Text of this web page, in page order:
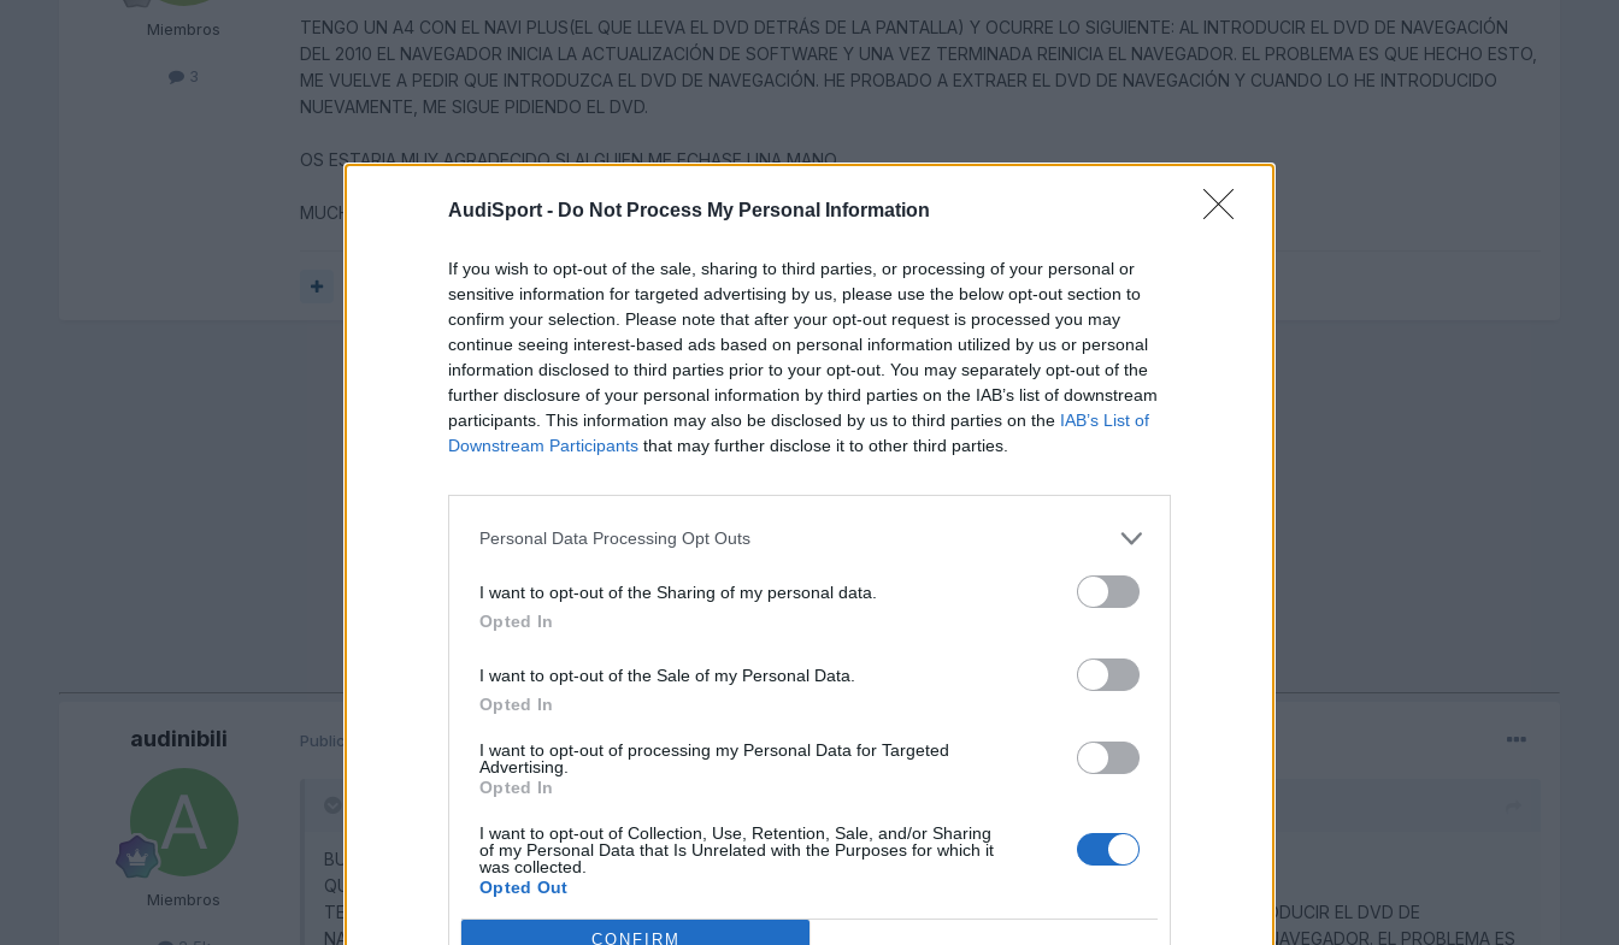
AudiSport - Do Not Process My Personal Information
If you wish to opt-out of the sale, sharing to third parties, or processing of your personal or
sensitive information for targeted advertising by us, please use the below opt-out section to
confirm your selection. Please note that after your opt-out request is processed you may
continue seeing interest-based ads based on personal information utilized by us or personal
information disclosed to third parties prior to your opt-out. You may separately opt-out of the
further disclosure of your personal information by third parties on the IAB’s list of downstream
participants. This information may also be disclosed by us to third parties on the IAB’s List of
Downstream Participants that may further disclose it to other third parties.
Personal Data Processing Opt Outs
I want to opt-out of the Sharing of my personal data.
Opted In
I want to opt-out of the Sale of my Personal Data.
Opted In
I want to opt-out of processing my Personal Data for Targeted
Advertising.
Opted In
I want to opt-out of Collection, Use, Retention, Sale, and/or Sharing
of my Personal Data that Is Unrelated with the Purposes for which it
was collected.
Opted Out
CONFIRM
Miembros
3
TENGO UN A4 CON EL NAVI PLUS(EL QUE LLEVA EL DVD DETRÁS DE LA PANTALLA) Y OCURRE LO SIGUIENTE: AL INTRODUCIR EL DVD DE NAVEGACIÓN
DEL 2010 EL NAVEGADOR INICIA LA ACTUALIZACIÓN DE SOFTWARE Y UNA VEZ TERMINADA REINICIA EL NAVEGADOR. EL PROBLEMA ES QUE HECHO ESTO,
ME VUELVE A PEDIR QUE INTRODUZCA EL DVD DE NAVEGACIÓN. HE PROBADO A EXTRAER EL DVD DE NAVEGACIÓN Y CUANDO LO HE INTRODUCIDO
NUEVAMENTE, ME SIGUE PIDIENDO EL DVD.
OS ESTARIA MUY AGRADECIDO SI ALGUIEN ME ECHASE UNA MANO.
MUCHAS GRACIAS.
audinibili
Miembros
Publicado 9 de Enero del 2011
BUENAS TARDES,
QUISIERA SABER SI ALGUIEN ME PUEDE ORIENTAR EN RELACIÓN A UN PROBLEMA QUE TENGO CON EL NAVEGADOR.
TENGO UN A4 CON EL NAVI PLUS(EL QUE LLEVA EL DVD DETRÁS DE LA PANTALLA) Y OCURRE LO SIGUIENTE: AL INTRODUCIR EL DVD DE
NAVEGACIÓN DEL 2010 EL NAVEGADOR INICIA LA ACTUALIZACIÓN DE SOFTWARE Y UNA VEZ TERMINADA REINICIA EL NAVEGADOR. EL PROBLEMA ES